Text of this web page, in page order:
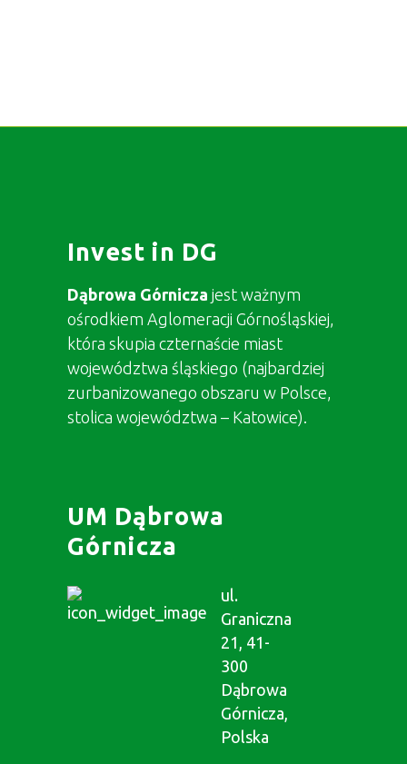
Invest in DG
Dąbrowa Górnicza jest ważnym
ośrodkiem Aglomeracji Górnośląskiej,
która skupia czternaście miast
województwa śląskiego (najbardziej
zurbanizowanego obszaru w Polsce,
stolica województwa – Katowice).
UM Dąbrowa
Górnicza
ul.
Graniczna
21, 41-
300
Dąbrowa
Górnicza,
Polska